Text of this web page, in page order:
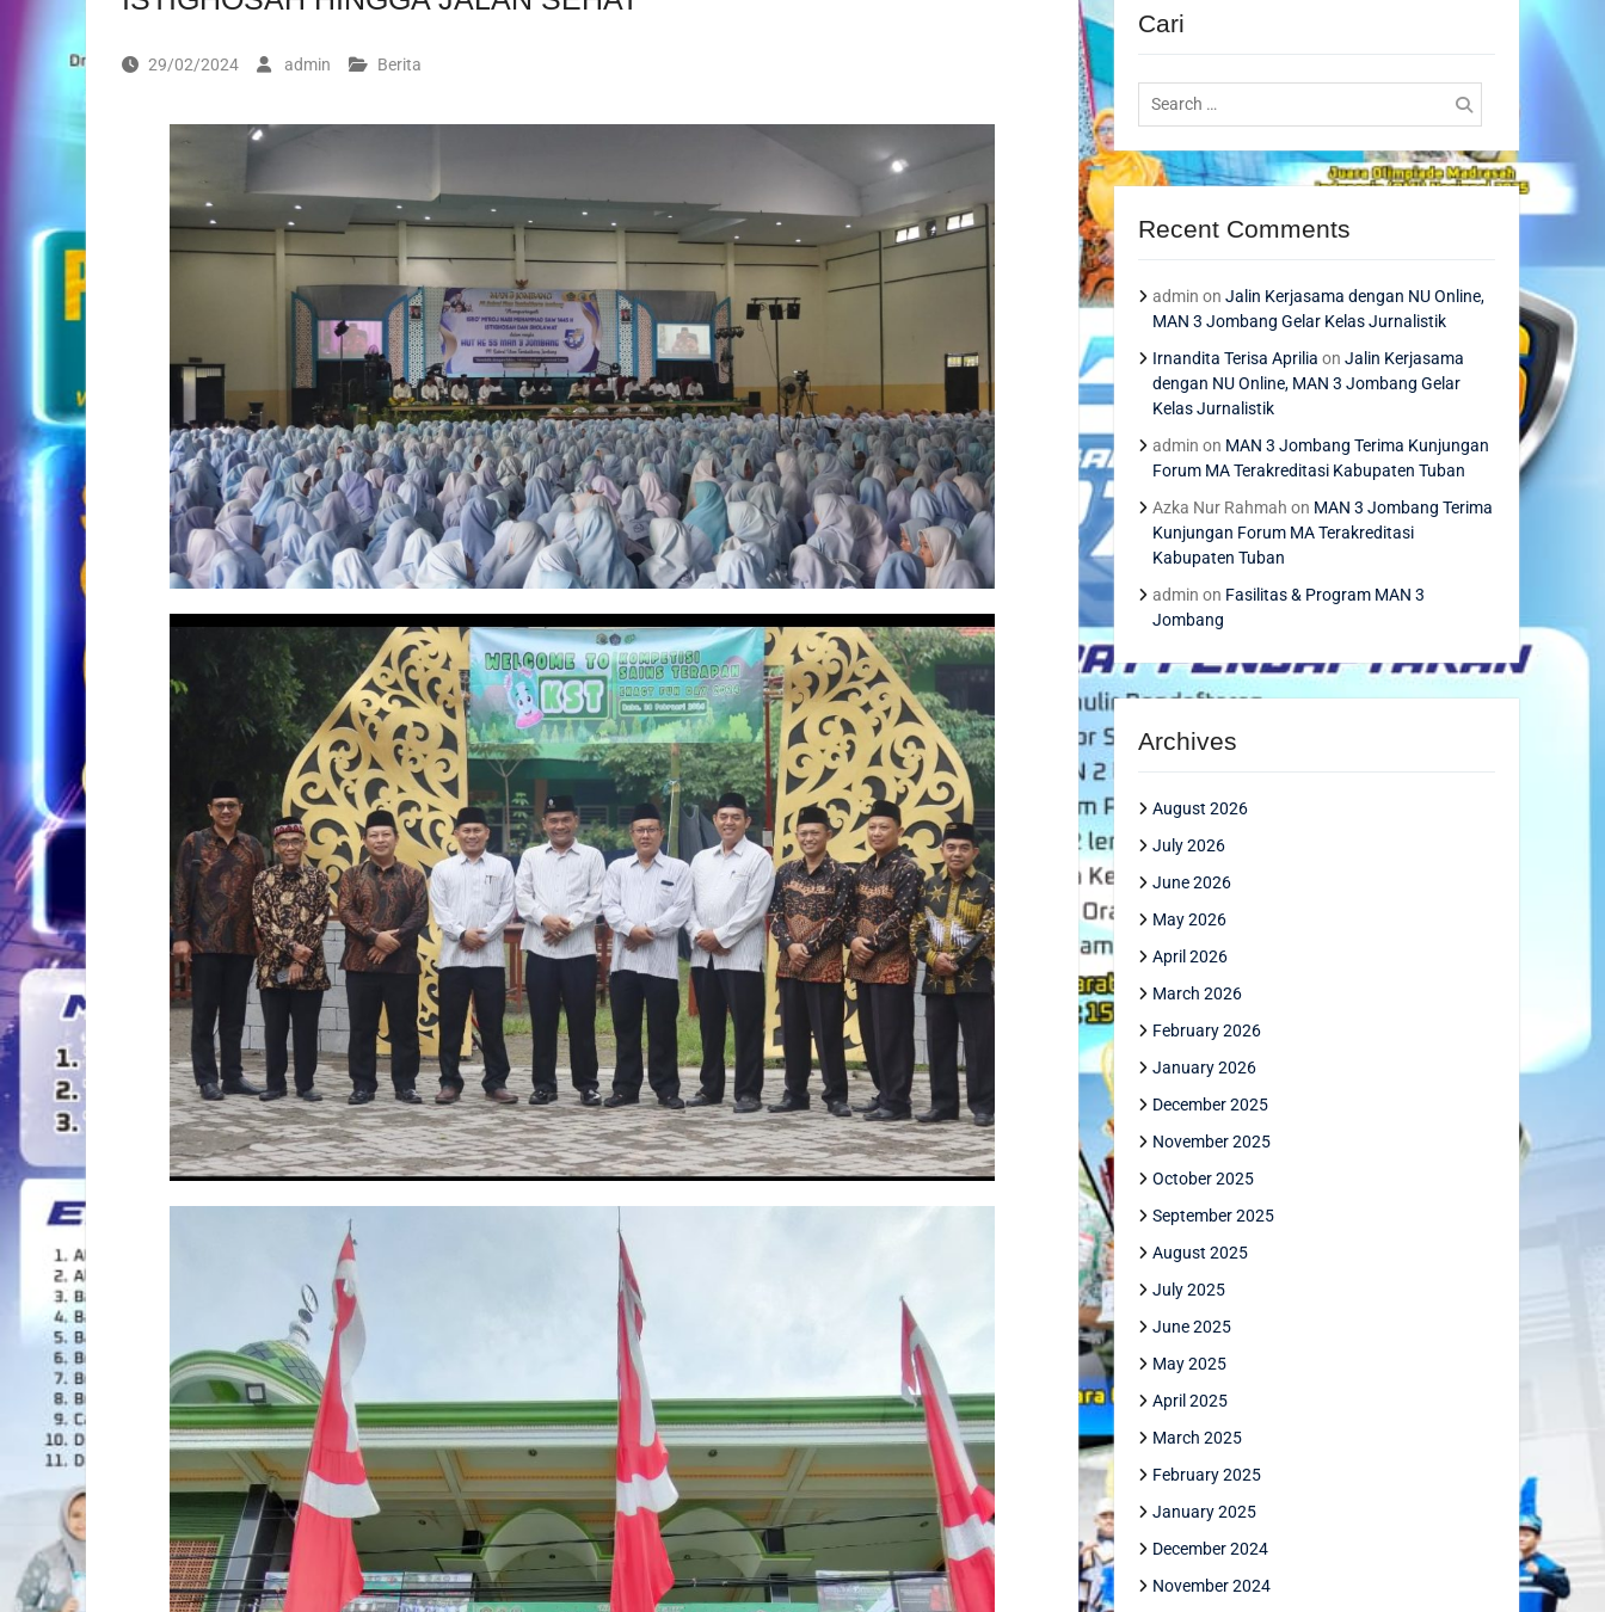
29/02/2024 admin Berita
Cari
Search
for:
Recent Comments
admin on Jalin Kerjasama dengan NU Online,
MAN 3 Jombang Gelar Kelas Jurnalistik
Irnandita Terisa Aprilia on Jalin Kerjasama
dengan NU Online, MAN 3 Jombang Gelar
Kelas Jurnalistik
admin on MAN 3 Jombang Terima Kunjungan
Forum MA Terakreditasi Kabupaten Tuban
Azka Nur Rahmah on MAN 3 Jombang Terima
Kunjungan Forum MA Terakreditasi
Kabupaten Tuban
admin on Fasilitas & Program MAN 3
Jombang
Archives
August 2026
July 2026
June 2026
May 2026
April 2026
March 2026
February 2026
January 2026
December 2025
November 2025
October 2025
September 2025
August 2025
July 2025
June 2025
May 2025
April 2025
March 2025
February 2025
January 2025
December 2024
November 2024